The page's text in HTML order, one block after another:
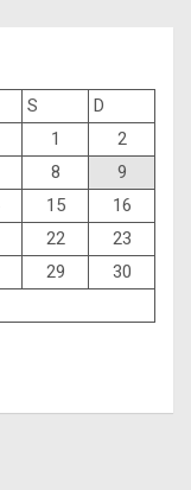
S
D
1
2
8
9
15
16
22
23
29
30